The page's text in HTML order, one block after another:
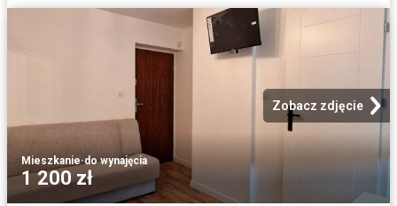
Zobacz zdjęcie
Mieszkanie·do wynajęcia
1 200 zł